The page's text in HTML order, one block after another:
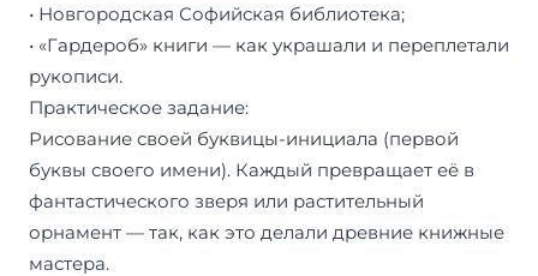
• Новгородская Софийская библиотека;
• «Гардероб» книги — как украшали и переплетали
рукописи.
Практическое задание:
Рисование своей буквицы-инициала (первой
буквы своего имени). Каждый превращает её в
фантастического зверя или растительный
орнамент — так, как это делали древние книжные
мастера.